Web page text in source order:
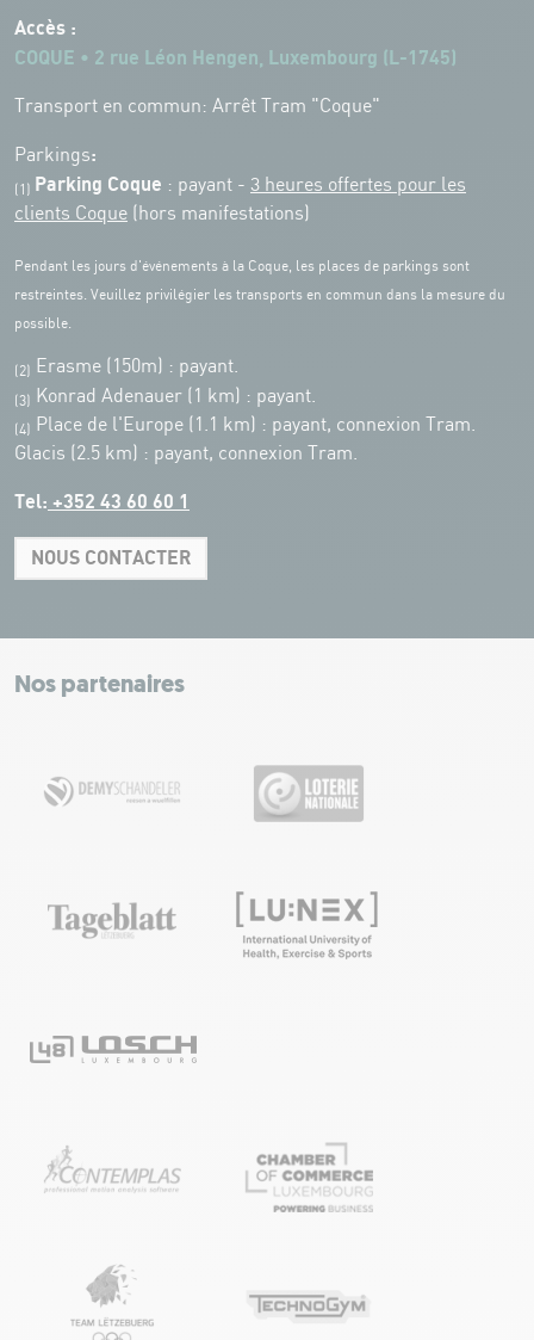
Accès :
COQUE • 2 rue Léon Hengen, Luxembourg (L-1745)
Transport en commun: Arrêt Tram "Coque"
Parkings:
(1) Parking Coque : payant - 3 heures offertes pour les
clients Coque (hors manifestations)
Pendant les jours d'événements à la Coque, les places de parkings sont
restreintes. Veuillez privilégier les transports en commun dans la mesure du
possible.
(2) Erasme (150m) : payant.
(3) Konrad Adenauer (1 km) : payant.
(4)
Place de l'Europe (1.1 km) : payant, connexion Tram.
Glacis (2.5 km) : payant, connexion Tram.
Tel: +352 43 60 60 1
NOUS CONTACTER
+
−
Leaflet|Map tiles by Carto, under CC BY 3.0. Data by OpenStreetMap, under
Nos partenaires